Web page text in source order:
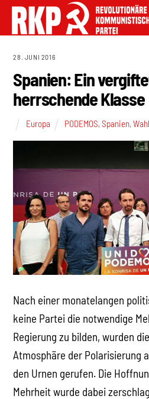
28. JUNI 2016
Spanien: Ein
herrschende Klasse
Europa PODEMOS,Spanien,
Nach einer monatelangen
keine Partei die notwendige
Regierung zu bilden, wurden
Atmosphäre der Polarisierung
den Urnen gerufen. Die
Mehrheit wurde dabei